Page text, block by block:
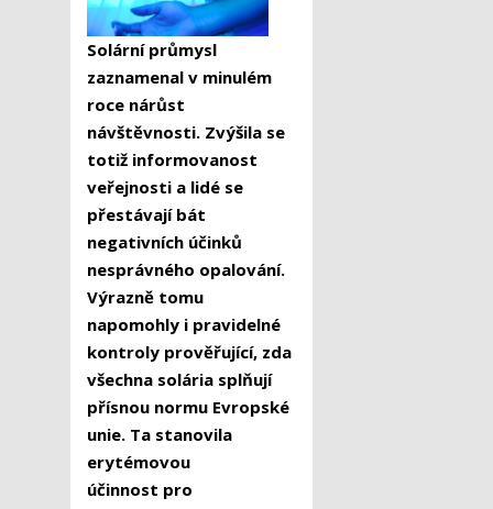
Solární průmysl
zaznamenal v minulém
roce nárůst
návštěvnosti. Zvýšila se
totiž informovanost
veřejnosti a lidé se
přestávají bát
negativních účinků
nesprávného opalování.
Výrazně tomu
napomohly i pravidelné
kontroly prověřující, zda
všechna solária splňují
přísnou normu Evropské
unie. Ta stanovila
erytémovou
účinnost pro